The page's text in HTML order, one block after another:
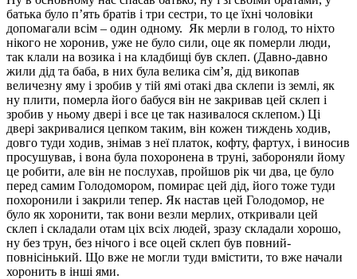
батька було п’ять братів і три сестри, то це їхні чоловіки
допомагали всім – один одному. Як мерли в голод, то ніхто
нікого не хоронив, уже не було сили, оце як померли люди,
так клали на возика і на кладбищі був склеп. (Давно-давно
жили дід та баба, в них була велика сім’я, дід викопав
величезну яму і зробив у тій ямі отакі два склепи із землі, як
ну плити, померла його бабуся він не закривав цей склеп і
зробив у ньому двері і все це так називалося склепом.) Ці
двері закривалися цепком таким, він кожен тиждень ходив,
довго туди ходив, знімав з неї платок, кофту, фартух, і виносив
просушував, і вона була похоронена в труні, забороняли йому
це робити, але він не послухав, пройшов рік чи два, це було
перед самим Голодомором, помирає цей дід, його тоже туди
похоронили і закрили тепер. Як настав цей Голодомор, не
було як хоронити, так вони везли мерлих, откривали цей
склеп і складали отам ціх всіх людей, зразу складали хорошо,
ну без трун, без нічого і все оцей склеп був повний-
повнісінький. Що вже не могли туди вмістити, то вже начали
хоронить в інші ями.